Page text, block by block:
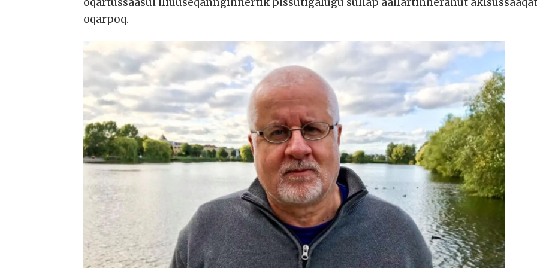
oqartussaasui iliuuseqannginnertik pissutigalugu suliap aallartinneranut
oqarpoq.